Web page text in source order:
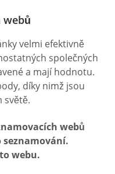
webů
velmi efektivně
společných
a mají hodnotu.
díky nimž jsou
světě.
webů
webu.